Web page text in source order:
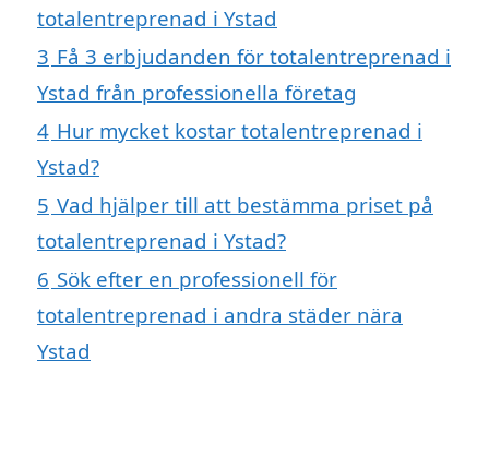
totalentreprenad i Ystad
3 Få 3 erbjudanden för totalentreprenad i
Ystad från professionella företag
4 Hur mycket kostar totalentreprenad i
Ystad?
5 Vad hjälper till att bestämma priset på
totalentreprenad i Ystad?
6 Sök efter en professionell för
totalentreprenad i andra städer nära
Ystad